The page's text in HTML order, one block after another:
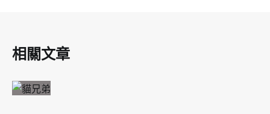
相關文章